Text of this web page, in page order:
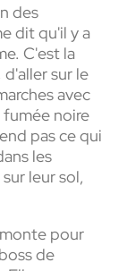
des
dit qu'il y a
C'est la
sur le
avec
noire
pas ce qui
les
leur sol,
pour
de